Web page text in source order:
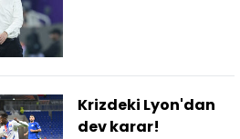
Krizdeki Lyon'dan
dev karar!